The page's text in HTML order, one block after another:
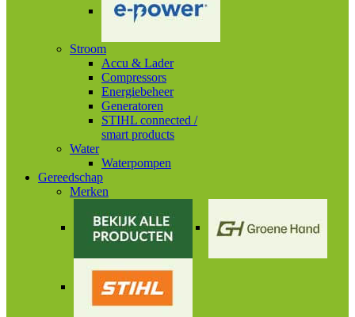
Stroom
Accu & Lader
Compressors
Energiebeheer
Generatoren
STIHL connected /
smart products
Water
Waterpompen
Gereedschap
Merken